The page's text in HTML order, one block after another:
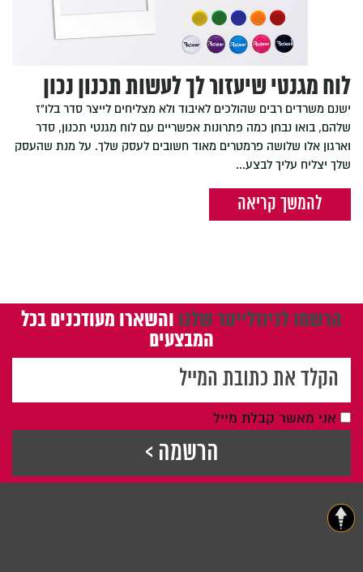
לוח מגנטי שיעזור לך לעשות תכנון נכון
ישנם משרדים רבים שהולכים לאיבוד ולא מצליחים לייצר סדר בלו"ז
שלהם, בואו נבחן כמה פתרונות אפשריים עם לוח מגנטי תכנון, סדר
וארגון אלו שלושה פרמטרים מאוד חשובים לעסק שלך. על מנת שהעסק
שלך יצליח עליך לבצע...
להמשך קריאה
הרשמו לניוזלייטר שלנו והשארו מעודכנים בכל
המבצעים
אני מאשר קבלת מייל